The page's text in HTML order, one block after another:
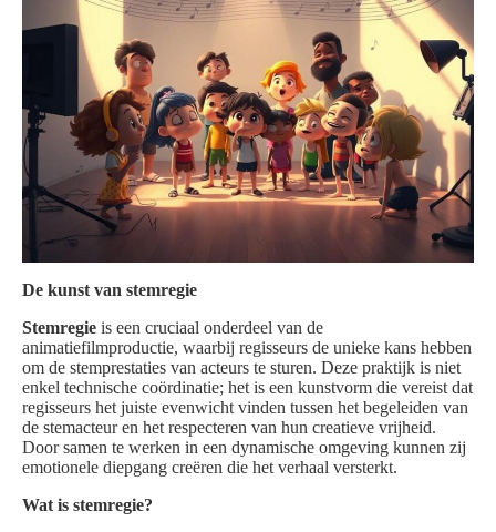
De kunst van stemregie
Stemregie is een cruciaal onderdeel van de
animatiefilmproductie, waarbij regisseurs de unieke kans hebben
om de stemprestaties van acteurs te sturen. Deze praktijk is niet
enkel technische coördinatie; het is een kunstvorm die vereist dat
regisseurs het juiste evenwicht vinden tussen het begeleiden van
de stemacteur en het respecteren van hun creatieve vrijheid.
Door samen te werken in een dynamische omgeving kunnen zij
emotionele diepgang creëren die het verhaal versterkt.
Wat is stemregie?